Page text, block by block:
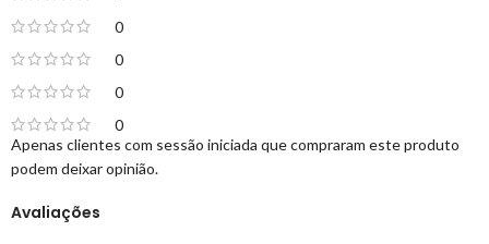
0
0
0
0
Avaliações
Apenas clientes com sessão iniciada que compraram este produto
podem deixar opinião.